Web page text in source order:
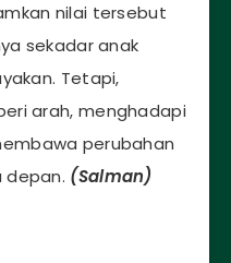
nilai tersebut
sekadar anak
Tetapi,
arah, menghadapi
perubahan
depan. (Salman)